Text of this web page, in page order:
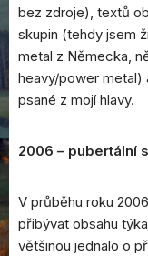
bez zdroje), textů
skupin (tehdy jsem
metal z Německa,
heavy/power metal)
psané z mojí hlavy.
2006 – pubertální
V průběhu roku
přibývat obsahu
většinou jednalo o